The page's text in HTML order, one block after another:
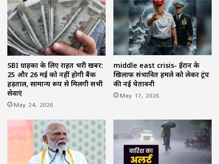
SBI ग्राहकों के लिए राहत भरी खबर:
25 और 26 मई को नहीं होगी बैंक
हड़ताल, सामान्य रूप से मिलेंगी सभी
सेवाएं
May 24, 2026
middle east crisis- ईरान के
खिलाफ संभावित हमले को लेकर ट्रंप
की नई चेतावनी
May 17, 2026